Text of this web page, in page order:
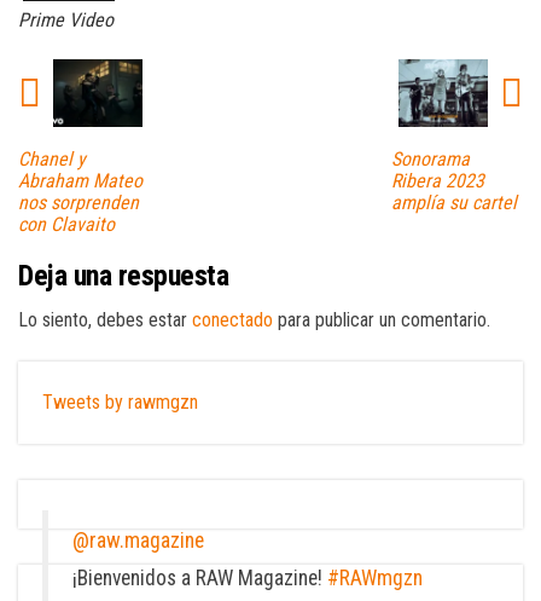
Prime Video
Chanel y
Abraham Mateo
nos sorprenden
con Clavaito
Sonorama
Ribera 2023
amplía su cartel
Deja una respuesta
Lo siento, debes estar conectado para publicar un comentario.
Tweets by rawmgzn
@raw.magazine
¡Bienvenidos a RAW Magazine! #RAWmgzn